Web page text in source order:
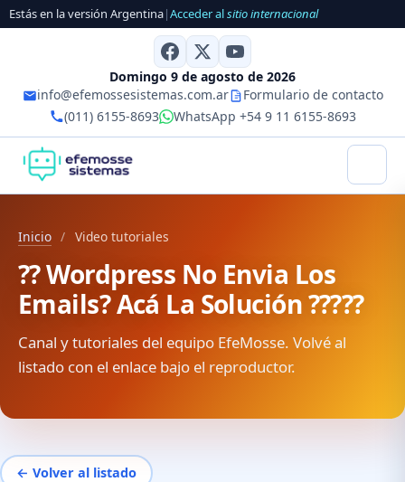
Estás en la versión Argentina|Acceder alsitio internacional
Domingo 9 de agosto de 2026
info@efemossesistemas.com.ar
Formulario de contacto
(011) 6155-8693
WhatsApp +54 9 11 6155-8693
Inicio / Video tutoriales
?? Wordpress No Envia Los
Emails? Acá La Solución ?????
Canal y tutoriales del equipo EfeMosse. Volvé al
listado con el enlace bajo el reproductor.
← Volver al listado